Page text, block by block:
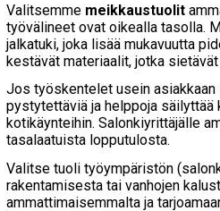
Valitsemme meikkaustuolit
työvälineet ovat oikealla tasolla.
jalkatuki, joka lisää mukavuutta
kestävät materiaalit, jotka
Jos työskentelet usein asiakkaan
pystytettäviä ja helppoja
kotikäynteihin. Salonkiyrittäjälle
tasalaatuista lopputulosta.
Valitse tuoli työympäristön
rakentamisesta tai vanhojen
ammattimaisemmalta ja